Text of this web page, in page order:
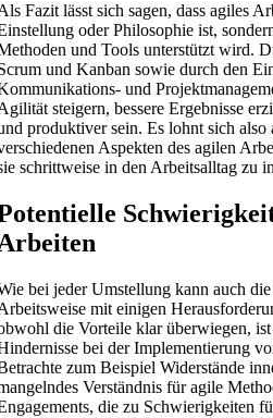
Fazit lässt sich sagen, dass agiles
oder Philosophie ist,
und Tools unterstützt wird.
und Kanban sowie durch den
und
steigern, bessere Ergebnisse
produktiver sein. Es lohnt sich also
Aspekten des agilen
schrittweise in den Arbeitsalltag zu
bei jeder Umstellung kann auch
mit einigen
die Vorteile klar überwiegen,
bei der Implementierung
zum Beispiel Widerstände
Verständnis für agile
die zu Schwierigkeiten